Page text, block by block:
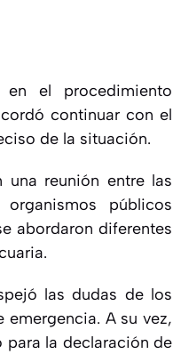
el procedimiento
continuar con el
de la situación.
reunión entre las
públicos
abordaron diferentes
las dudas de los
A su vez,
para la declaración de